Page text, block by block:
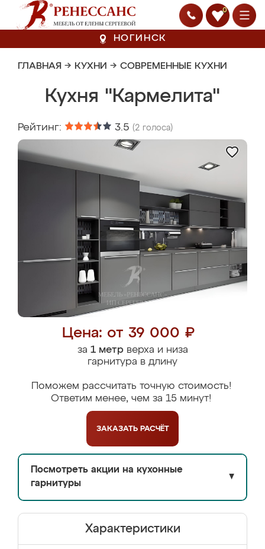
0
НОГИНСК
ГЛАВНАЯ → КУХНИ → СОВРЕМЕННЫЕ КУХНИ
Кухня "Кармелита"
Рейтинг: 3.5 (2 голоса)
Цена: от 39 000 ₽
за 1 метрверха и низа
гарнитура в длину
Поможем рассчитать точную стоимость!
Ответим менее, чем за 15 минут!
ЗАКАЗАТЬ РАСЧЁТ
Посмотреть акции на кухонные
гарнитуры
▼
Характеристики